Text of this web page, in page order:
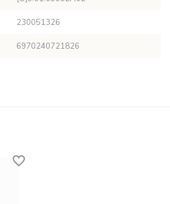
230051326
6970240721826